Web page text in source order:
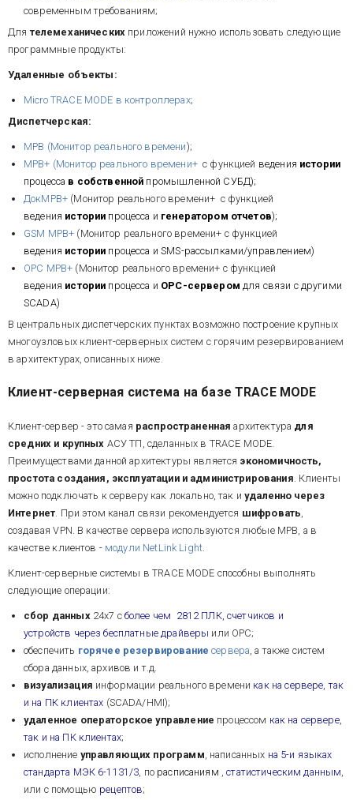
современным требованиям;
Длятелемеханических приложений нужно использовать следующие
программные продукты:
Удаленные объекты:
Micro TRACE MODE в контроллерах;
Диспетчерская:
МРВ (Монитор реального времени);
МРВ+ (Монитор реального времени+с функцией ведения истории
процесса в собственной промышленной СУБД);
ДокМРВ+ (Монитор реального времени+ с функцией
ведения истории процесса и генератором отчетов);
GSM МРВ+ (Монитор реального времени+ с функцией
ведения истории процесса и SMS-рассылками/управлением)
OPC МРВ+ (Монитор реального времени+ с функцией
ведения истории процесса и OPC-серверомдля связи с другими
SCADA)
В центральных диспетчерских пунктах возможно построение крупных
многоузловых клиент-серверных систем с горячим резервированием
в архитектурах, описанных ниже.
Клиент-серверная система на базе TRACE MODE
Клиент-сервер - это самая распространеннаяархитектура для
средних и крупных АСУ ТП, сделанных в TRACE MODE.
Преимуществами данной архитектуры является экономичность,
простота создания, эксплуатации и администрирования. Клиенты
можно подключать к серверу как локально, так иудаленно через
Интернет. При этом канал связи рекомендуется шифровать,
создавая VPN. В качестве сервера используются любые МРВ, а в
качестве клиентов - модули NetLink Light.
Клиент-серверные системы в TRACE MODE способны выполнять
следующие операции:
сбор данных 24х7 с более чем 2812ПЛК, счетчиков и
устройств через бесплатные драйверы или OPC;
обеспечить горячее резервированиесервера, а также систем
сбора данных, архивов и т.д.
визуализация информации реального времени как на сервере, так
и на ПК клиентах (SCADA/HMI);
удаленное операторское управление процессом как на сервере,
так и на ПК клиентах;
исполнение управляющих программ, написанных на 5-и языках
стандарта МЭК 6-1131/3, по расписаниям ,статистическим данным,
или с помощью рецептов;